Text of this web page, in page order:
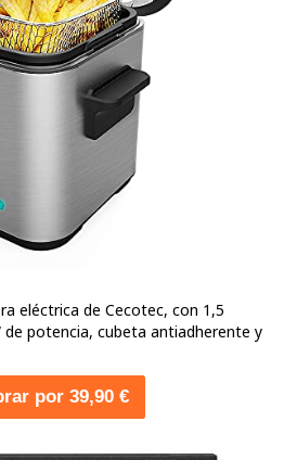
eléctrica de Cecotec, con 1,5
de potencia, cubeta antiadherente y
por 39,90 €